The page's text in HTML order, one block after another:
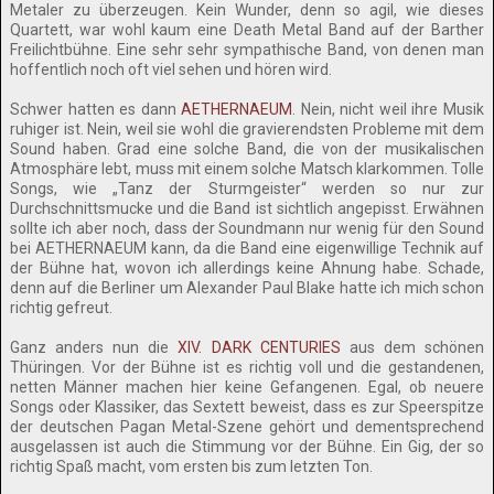
Metaler zu überzeugen. Kein Wunder, denn so agil, wie dieses
Quartett, war wohl kaum eine Death Metal Band auf der Barther
Freilichtbühne. Eine sehr sehr sympathische Band, von denen man
hoffentlich noch oft viel sehen und hören wird.
Schwer hatten es dannAETHERNAEUM
. Nein, nicht weil ihre Musik
ruhiger ist. Nein, weil sie wohl die gravierendsten Probleme mit dem
Sound haben. Grad eine solche Band, die von der musikalischen
Atmosphäre lebt, muss mit einem solche Matsch klarkommen. Tolle
Songs, wie „Tanz der Sturmgeister“ werden so nur zur
Durchschnittsmucke und die Band ist sichtlich angepisst. Erwähnen
sollte ich aber noch, dass der Soundmann nur wenig für den Sound
bei AETHERNAEUM kann, da die Band eine eigenwillige Technik auf
der Bühne hat, wovon ich allerdings keine Ahnung habe. Schade,
denn auf die Berliner um Alexander Paul Blake hatte ich mich schon
richtig gefreut.
Ganz anders nun dieXIV. DARK CENTURIES aus dem schönen
Thüringen. Vor der Bühne ist es richtig voll und die gestandenen,
netten Männer machen hier keine Gefangenen. Egal, ob neuere
Songs oder Klassiker, das Sextett beweist, dass es zur Speerspitze
der deutschen Pagan Metal-Szene gehört und dementsprechend
ausgelassen ist auch die Stimmung vor der Bühne. Ein Gig, der so
richtig Spaß macht, vom ersten bis zum letzten Ton.